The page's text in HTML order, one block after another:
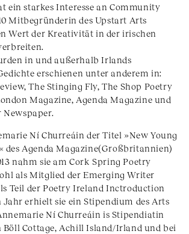
ein starkes Interesse an Community
Mitbegründerin des Upstart Arts
Wert der Kreativität in der irischen
in und außerhalb Irlands
erschienen unter anderem in:
The Stinging Fly, The Shop Poetry
Magazine, Agenda Magazine und
Ní Churreáin der Titel »New Young
des Agenda Magazine(Großbritannien)
nahm sie am Cork Spring Poetry
als Mitglied der Emerging Writer
Teil der Poetry Ireland Inctroduction
Jahr erhielt sie ein Stipendium des Arts
Ní Churreáin is Stipendiatin
Böll Cottage, Achill Island/Irland und bei